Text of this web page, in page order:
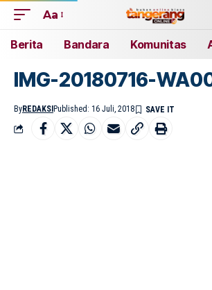
Aa
Berita Bandara Komunitas
IMG-20180716-
ByREDAKSI Published: 16 Juli, 2018